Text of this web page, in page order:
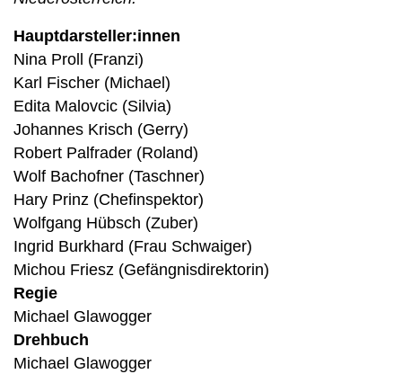
Hauptdarsteller:innen
Nina Proll (Franzi)
Karl Fischer (Michael)
Edita Malovcic (Silvia)
Johannes Krisch (Gerry)
Robert Palfrader (Roland)
Wolf Bachofner (Taschner)
Hary Prinz (Chefinspektor)
Wolfgang Hübsch (Zuber)
Ingrid Burkhard (Frau Schwaiger)
Michou Friesz (Gefängnisdirektorin)
Regie
Michael Glawogger
Drehbuch
Michael Glawogger